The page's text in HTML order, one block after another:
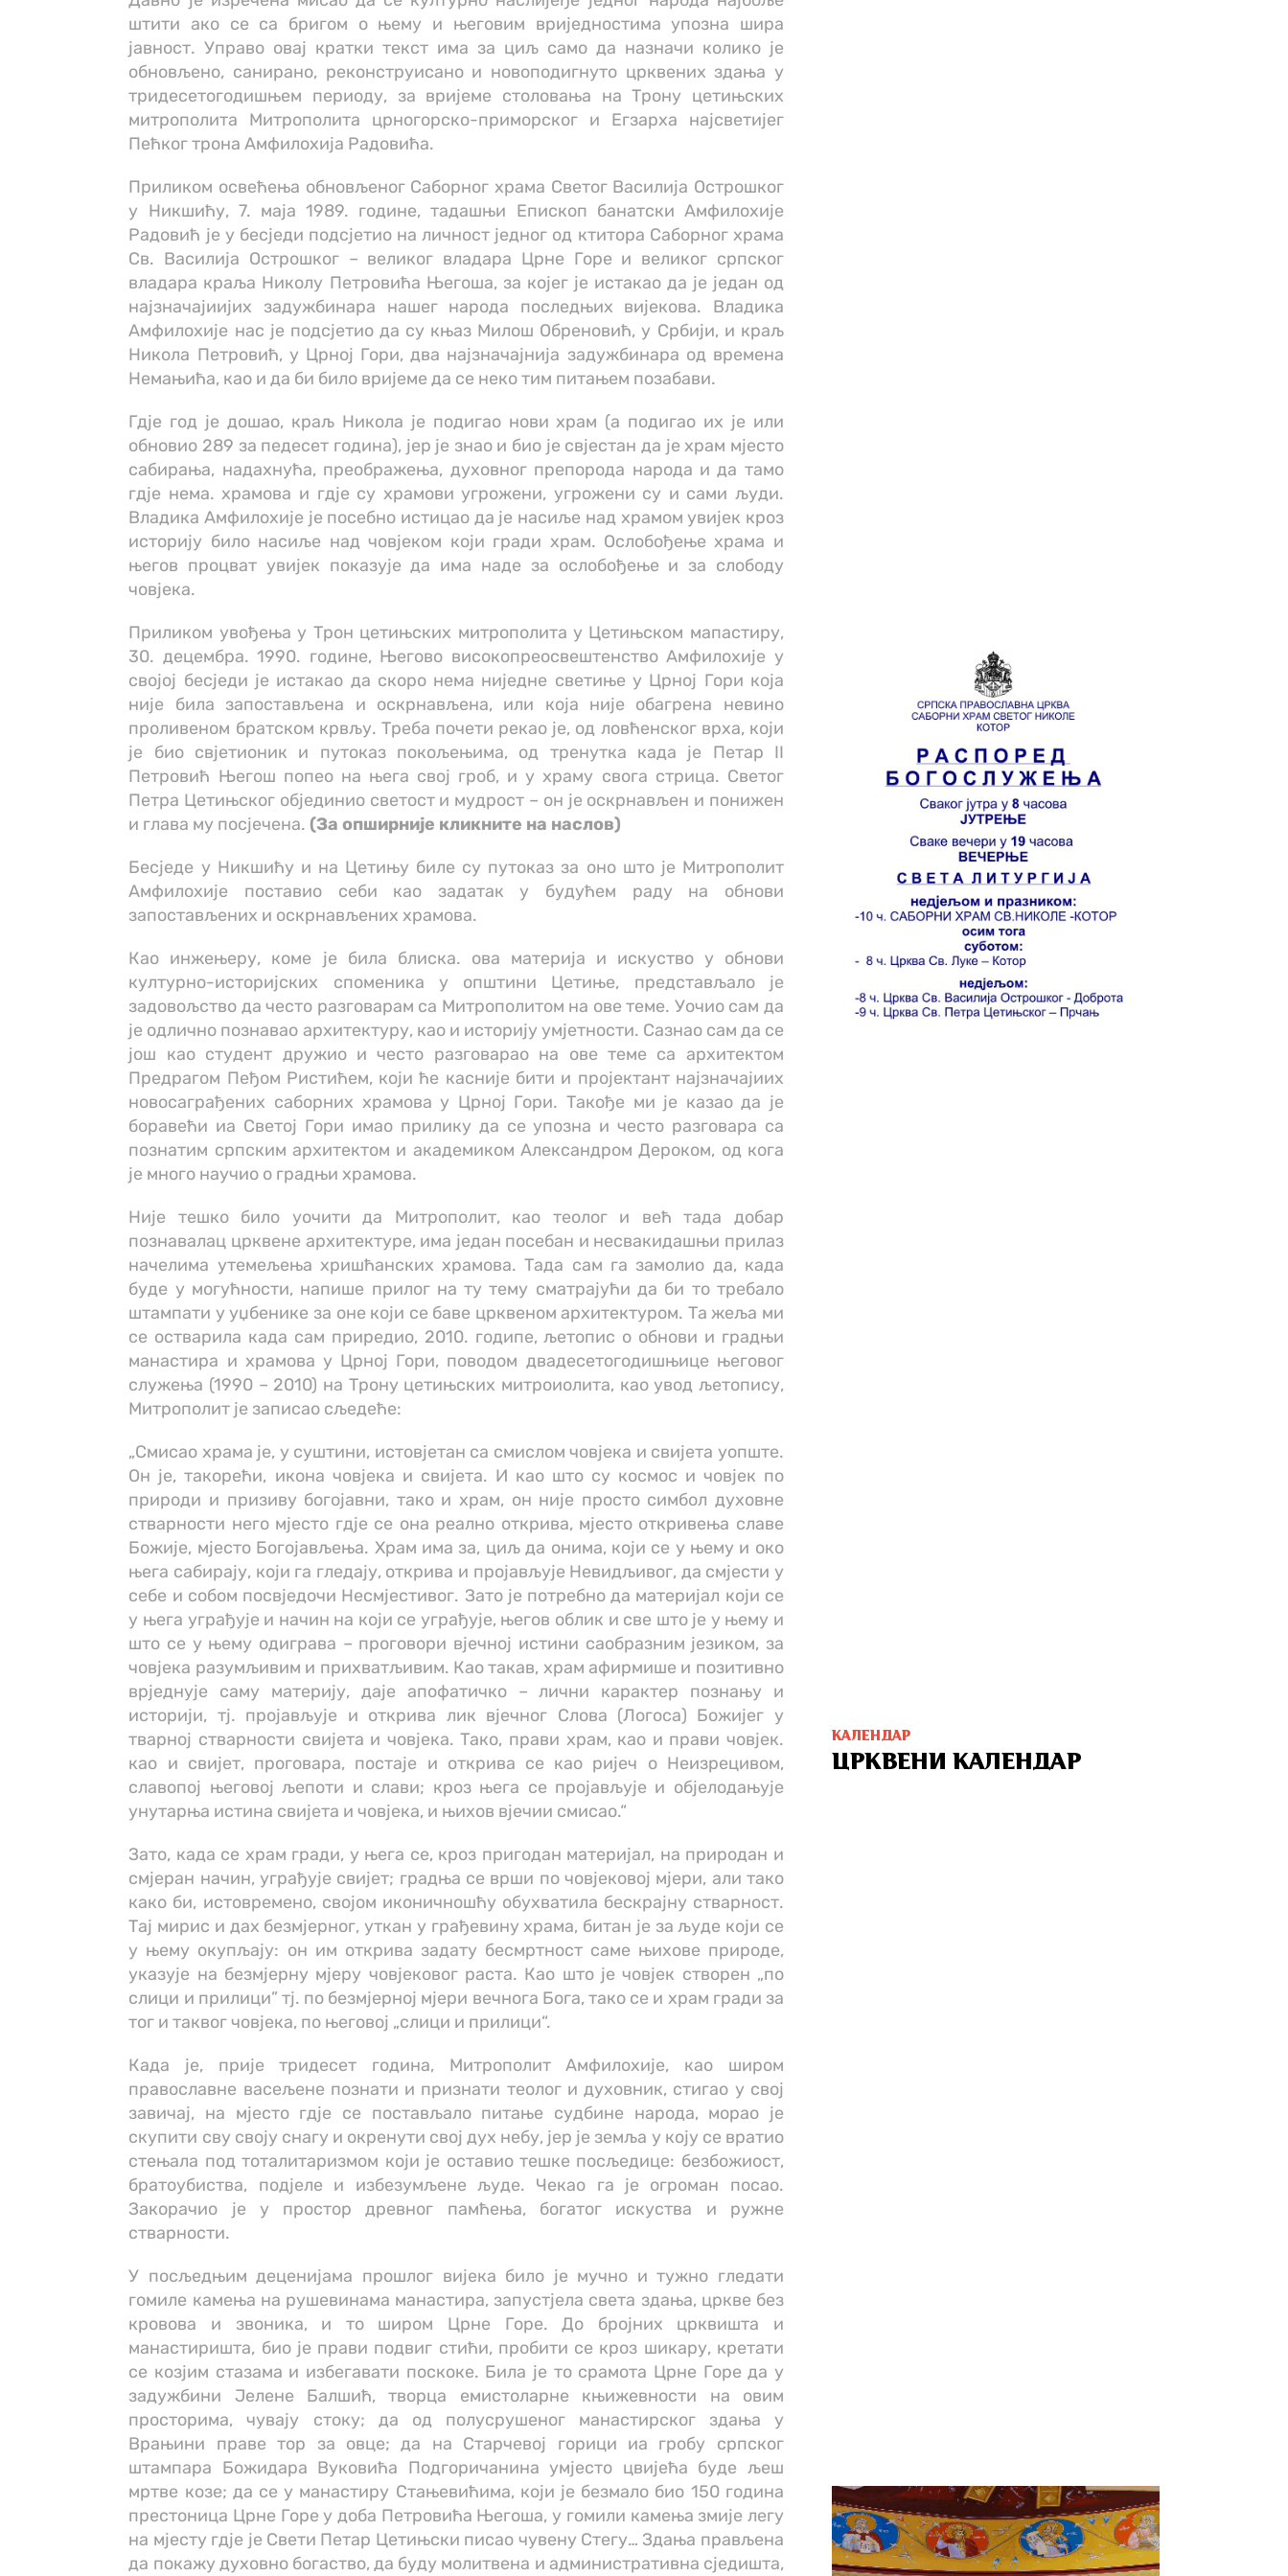
штити ако се са бригом о њему и његовим вриједностима упозна шира
јавност. Управо овај кратки текст има за циљ само да назначи колико је
обновљено, санирано, реконструисано и новоподигнуто црквених здања у
тридесетогодишњем периоду, за вријеме столовања на Трону цетињских
митрополита Митрополита црногорско-приморског и Егзарха најсветијег
Пећког трона Амфилохија Радовића.
Приликом освећења обновљеног Саборног храма Светог Василија Острошког
у Никшићу, 7. маја 1989. године, тадашњи Епископ банатски Амфилохије
Радовић је у бесједи подсјетио на личност једног од ктитора Саборног храма
Св. Василија Острошког – великог владара Црне Горе и великог српског
владара краља Николу Петровића Његоша, за којег је истакао да је један од
најзначајиијих задужбинара нашег народа последњих вијекова. Владика
Амфилохије нас је подсјетио да су књаз Милош Обреновић, у Србији, и краљ
Никола Петровић, у Црној Гори, два најзначајнија задужбинара од времена
Немањића, као и да би било вријеме да се неко тим питањем позабави.
Гдје год је дошао, краљ Никола је подигао нови храм (а подигао их је или
обновио 289 за педесет година), јер је знао и био је свјестан да је храм мјесто
сабирања, надахнућа, преображења, духовног препорода народа и да тамо
гдје нема. храмова и гдје су храмови угрожени, угрожени су и сами људи.
Владика Амфилохије је посебно истицао да је насиље над храмом увијек кроз
историју било насиље над човјеком који гради храм. Ослобођење храма и
његов процват увијек показује да има наде за ослобођење и за слободу
човјека.
Приликом увођења у Трон цетињских митрополита у Цетињском мапастиру,
30. децембра. 1990. године, Његово високопреосвештенство Амфилохије у
својој бесједи је истакао да скоро нема ниједне светиње у Црној Гори која
није била запостављена и оскрнављена, или која није обагрена невино
проливеном братском крвљу. Треба почети рекао је, од ловћенског врха, који
је био свјетионик и путоказ покољењима, од тренутка када је Петар II
Петровић Његош попео на њега свој гроб, и у храму свога стрица. Светог
Петра Цетињског објединио светост и мудрост – он је оскрнављен и понижен
и глава му посјечена.(За опширније кликните на наслов)
Бесједе у Никшићу и на Цетињу биле су путоказ за оно што је Митрополит
Амфилохије поставио себи као задатак у будућем раду на обнови
запостављених и оскрнављених храмова.
Као инжењеру, коме је била блиска. ова материја и искуство у обнови
културно-историјских споменика у општини Цетиње, представљало је
задовољство да често разговарам са Митрополитом на ове теме. Уочио сам да
је одлично познавао архитектуру, као и историју умјетности. Сазнао сам да се
још као студент дружио и често разговарао на ове теме са архитектом
Предрагом Пеђом Ристићем, који ће касније бити и пројектант најзначајиих
новосаграђених саборних храмова у Црној Гори. Такође ми је казао да је
боравећи иа Светој Гори имао прилику да се упозна и често разговара са
познатим српским архитектом и академиком Александром Дероком, од кога
је много научио о градњи храмова.
Није тешко било уочити да Митрополит, као теолог и већ тада добар
познавалац црквене архитектуре, има један посебан и несвакидашњи прилаз
начелима утемељења хришћанских храмова. Тада сам га замолио да, када
буде у могућности, напише прилог на ту тему сматрајући да би то требало
штампати у уџбенике за оне који се баве црквеном архитектуром. Та жеља ми
се остварила када сам приредио, 2010. годипе, љетопис о обнови и градњи
манастира и храмова у Црној Гори, поводом двадесетогодишњице његовог
служења (1990 – 2010) на Трону цетињских митроиолита, као увод љетопису,
Митрополит је записао сљедеће:
„Смисао храма је, у суштини, истовјетан са смислом човјека и свијета уопште.
Он је, такорећи, икона човјека и свијета. И као што су космос и човјек по
природи и призиву богојавни, тако и храм, он није просто симбол духовне
стварности него мјесто гдје се она реално открива, мјесто откривења славе
Божије, мјесто Богојављења. Храм има за, циљ да онима, који се у њему и око
њега сабирају, који га гледају, открива и пројављује Невидљивог, да смјести у
себе и собом посвједочи Несмјестивог. Зато је потребно да материјал који се
у њега уграђује и начин на који се уграђује, његов облик и све што је у њему и
што се у њему одиграва – проговори вјечној истини саобразним језиком, за
човјека разумљивим и прихватљивим. Као такав, храм афирмише и позитивно
врједнује саму материју, даје апофатичко – лични карактер познању и
историји, тј. пројављује и открива лик вјечног Слова (Логоса) Божијег у
тварној стварности свијета и човјека. Тако, прави храм, као и прави човјек.
као и свијет, проговара, постаје и открива се као ријеч о Неизрецивом,
славопој његовој љепоти и слави; кроз њега се пројављује и објелодањује
унутарња истина свијета и човјека, и њихов вјечии смисао.“
Зато, када се храм гради, у њега се, кроз пригодан материјал, на природан и
смјеран начин, уграђује свијет; градња се врши по човјековој мјери, али тако
како би, истовремено, својом иконичношћу обухватила бескрајну стварност.
Тај мирис и дах безмјерног, уткан у грађевину храма, битан је за људе који се
у њему окупљају: он им открива задату бесмртност саме њихове природе,
указује на безмјерну мјеру човјековог раста. Као што је човјек створен „по
слици и прилици” тј. по безмјерној мјери вечнога Бога, тако се и храм гради за
тог и таквог човјека, по његовој „слици и прилици“.
Када је, прије тридесет година, Митрополит Амфилохије, као широм
православне васељене познати и признати теолог и духовник, стигао у свој
завичај, на мјесто гдје се постављало питање судбине народа, морао је
скупити сву своју снагу и окренути свој дух небу, јер је земља у коју се вратио
стењала под тоталитаризмом који је оставио тешке посљедице: безбожиост,
братоубиства, подјеле и избезумљене људе. Чекао га је огроман посао.
Закорачио је у простор древног памћења, богатог искуства и ружне
стварности.
У посљедњим деценијама прошлог вијека било је мучно и тужно гледати
гомиле камења на рушевинама манастира, запустјела света здања, цркве без
кровова и звоника, и то широм Црне Горе. До бројних црквишта и
манастиришта, био је прави подвиг стићи, пробити се кроз шикару, кретати
се козјим стазама и избегавати поскоке. Била је то срамота Црне Горе да у
задужбини Јелене Балшић, творца емистоларне књижевности на овим
просторима, чувају стоку; да од полусрушеног манастирског здања у
Врањини праве тор за овце; да на Старчевој горици иа гробу српског
штампара Божидара Вуковића Подгоричанина умјесто цвијећа буде љеш
мртве козе; да се у манастиру Стањевићима, који је безмало био 150 година
престоница Црне Горе у доба Петровића Његоша, у гомили камења змије легу
на мјесту гдје је Свети Петар Цетињски писао чувену Стегу… Здања прављена
да покажу духовно богаство, да буду молитвена и административна сједишта,
КАЛЕНДАР
ЦРКВЕНИ КАЛЕНДАР